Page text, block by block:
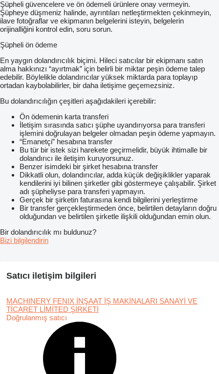
Şüpheli güvencelere ve ön ödemeli ürünlere onay vermeyin.
Şüpheye düşmeniz halinde, ayrıntıları netleştirmekten çekinmeyin,
ilave fotoğraflar ve ekipmanın belgelerini isteyin, belgelerin
orijinalliğini kontrol edin, soru sorun.
Şüpheli ön ödeme
En yaygın dolandırıcılık biçimi. Hileci satıcılar bir ekipmanı satın
alma hakkınızı “ayırtmak” için belirli bir miktar peşin ödeme talep
edebilir. Böylelikle dolandırıcılar yüksek miktarda para toplayıp
ortadan kaybolabilirler, bir daha iletişime geçemezsiniz.
Bu dolandırıcılığın çeşitleri aşağıdakileri içerebilir:
Ön ödemenin karta transferi
İletişim sırasında satıcı şüphe uyandırıyorsa para transferi
işlemini doğrulayan belgeler olmadan peşin ödeme yapmayın.
“Emanetçi” hesabına transfer
Bu tür bir istek sizi harekete geçirmelidir, büyük ihtimalle bir
dolandırıcı ile iletişim kuruyorsunuz.
Benzer isimdeki bir şirket hesabına transfer
Dikkatli olun, dolandırıcılar, adda küçük değişiklikler yaparak
kendilerini iyi bilinen şirketler gibi göstermeye çalışabilir. Şirket
adı şüpheliyse para transferi yapmayın.
Gerçek bir şirketin faturasına kendi bilgilerini yerleştirme
Bir transfer gerçekleştirmeden önce, belirtilen detayların doğru
olduğundan ve belirtilen şirketle ilişkili olduğundan emin olun.
Bir dolandırıcılık mı buldunuz?
Bizi bilgilendirin
Satıcı iletişim bilgileri
MACHINERY FENIX İNŞAAT İŞ MAKİNALARI SANAYİ VE
TİCARET LİMİTED ŞİRKETİ
Doğrulanmış satıcı